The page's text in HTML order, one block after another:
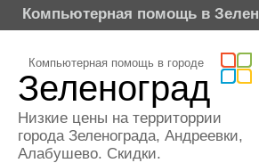
Компьютерная помощь в
Компьютерная помощь в городе
Зеленоград
Низкие цены на территоррии
города Зеленограда, Андреевки,
Алабушево. Скидки.